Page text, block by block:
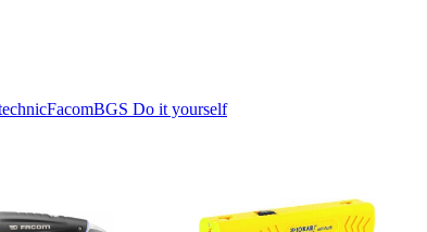
FacomBGS Do it yourself